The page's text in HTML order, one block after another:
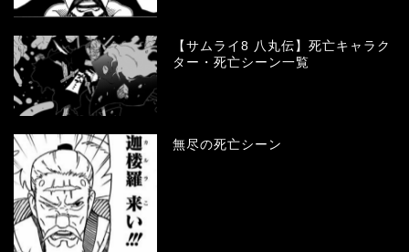
【サムライ8 八丸伝】死亡キャラク
ター・死亡シーン一覧
無尽の死亡シーン